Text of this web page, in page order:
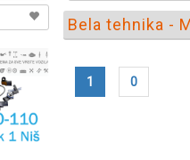
Bela tehnika -
1 0